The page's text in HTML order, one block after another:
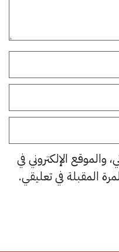
والموقع الإلكتروني في
المقبلة في تعليقي.